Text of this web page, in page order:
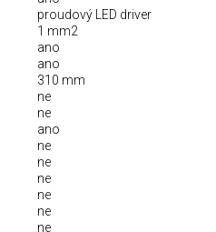
proudový LED driver
1 mm2
ano
ano
310 mm
ne
ne
ano
ne
ne
ne
ne
ne
ne